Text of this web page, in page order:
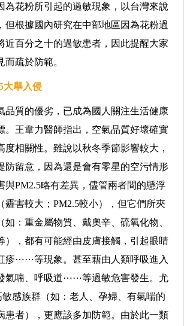
為花粉所引起的過敏現象，以台灣來說
但根據國內研究在中部地區因為花粉過
近百分之十的過敏患者，因此提醒大家
疏於防範。
大舉入侵
質的優劣，已成為國人關注生活健康
。王韋力醫師指出，空氣品質好壞確實
度相關性。雖說以秋冬季節影響較大，
防留意，因為還是會有零星的空污情形
與PM2.5略有差異，儘管兩者間的懸浮
霾害較大；PM2.5較小），但它們所夾
如：重金屬物質、戴奧辛、硫氧化物、
，都有可能經由皮膚接觸，引起眼睛
疹⋯⋯等現象。甚至藉由人類呼吸進入
氣喘、呼吸道⋯⋯等過敏危害發生。尤
敏感族群（如：老人、孕婦、有氣喘的
患者），更應該多加防範。由於此一類